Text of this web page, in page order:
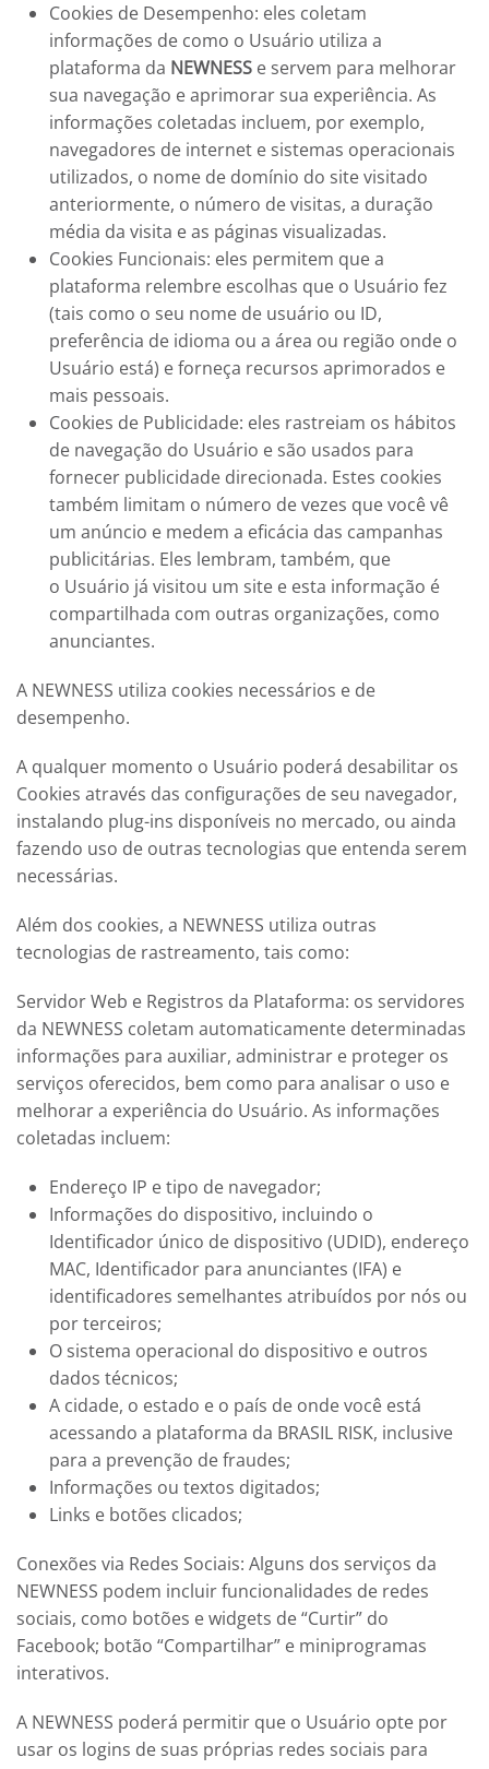
Cookies de Desempenho: eles coletam
informações de como o Usuário utiliza a
plataforma da NEWNESS e servem para melhorar
sua navegação e aprimorar sua experiência. As
informações coletadas incluem, por exemplo,
navegadores de internet e sistemas operacionais
utilizados, o nome de domínio do site visitado
anteriormente, o número de visitas, a duração
média da visita e as páginas visualizadas.
Cookies Funcionais: eles permitem que a
plataforma relembre escolhas que o Usuário fez
(tais como o seu nome de usuário ou ID,
preferência de idioma ou a área ou região onde o
Usuário está) e forneça recursos aprimorados e
mais pessoais.
Cookies de Publicidade: eles rastreiam os hábitos
de navegação do Usuário e são usados para
fornecer publicidade direcionada. Estes cookies
também limitam o número de vezes que você vê
um anúncio e medem a eficácia das campanhas
publicitárias. Eles lembram, também, que
o Usuário já visitou um site e esta informação é
compartilhada com outras organizações, como
anunciantes.
A NEWNESS utiliza cookies necessários e de
desempenho.
A qualquer momento o Usuário poderá desabilitar os
Cookies através das configurações de seu navegador,
instalando plug-ins disponíveis no mercado, ou ainda
fazendo uso de outras tecnologias que entenda serem
necessárias.
Além dos cookies, a NEWNESS utiliza outras
tecnologias de rastreamento, tais como:
Servidor Web e Registros da Plataforma: os servidores
da NEWNESS coletam automaticamente determinadas
informações para auxiliar, administrar e proteger os
serviços oferecidos, bem como para analisar o uso e
melhorar a experiência do Usuário. As informações
coletadas incluem:
Endereço IP e tipo de navegador;
Informações do dispositivo, incluindo o
Identificador único de dispositivo (UDID), endereço
MAC, Identificador para anunciantes (IFA) e
identificadores semelhantes atribuídos por nós ou
por terceiros;
O sistema operacional do dispositivo e outros
dados técnicos;
A cidade, o estado e o país de onde você está
acessando a plataforma da BRASIL RISK, inclusive
para a prevenção de fraudes;
Informações ou textos digitados;
Links e botões clicados;
Conexões via Redes Sociais: Alguns dos serviços da
NEWNESS podem incluir funcionalidades de redes
sociais, como botões e widgets de “Curtir” do
Facebook; botão “Compartilhar” e miniprogramas
interativos.
A NEWNESS poderá permitir que o Usuário opte por
usar os logins de suas próprias redes sociais para